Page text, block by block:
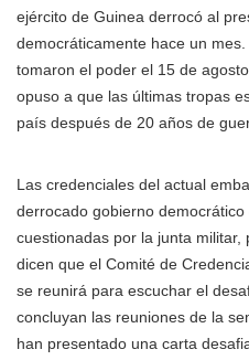
ejército de Guinea derrocó al
democráticamente hace un
tomaron el poder el 15 de
opuso a que las últimas tropas
país después de 20 años de
Las credenciales del actual
derrocado gobierno
cuestionadas por la junta
dicen que el Comité de
se reunirá para escuchar el
concluyan las reuniones de la
han presentado una carta